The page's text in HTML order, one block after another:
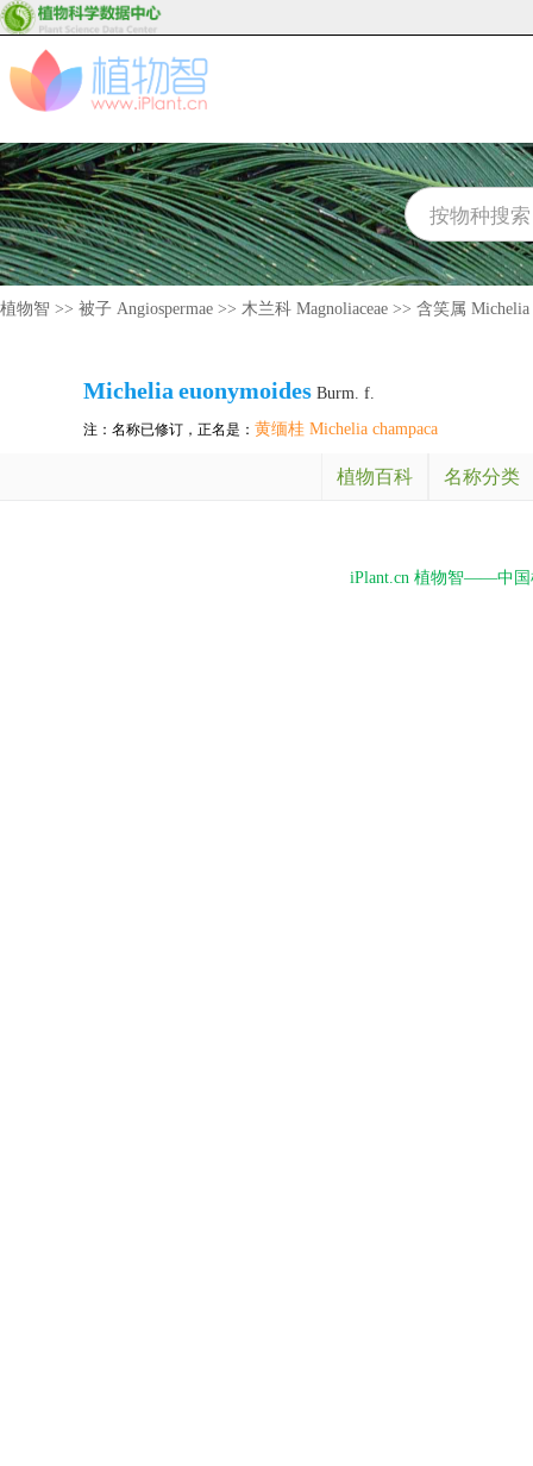
植物智 >> 被子 Angiospermae >> 木兰科 Magnoliaceae >> 含笑属 Michelia
Michelia euonymoides Burm. f.
注：名称已修订，正名是： 黄缅桂 Michelia champaca
植物百科 名称分类
iPlant.cn 植物智——中国